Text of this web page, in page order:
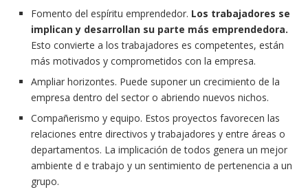
Fomento del espíritu emprendedor. Los trabajadores se
implican y desarrollan su parte más emprendedora.
Esto convierte a los trabajadores es competentes, están
más motivados y comprometidos con la empresa.
Ampliar horizontes. Puede suponer un crecimiento de la
empresa dentro del sector o abriendo nuevos nichos.
Compañerismo y equipo. Estos proyectos favorecen las
relaciones entre directivos y trabajadores y entre áreas o
departamentos. La implicación de todos genera un mejor
ambiente d e trabajo y un sentimiento de pertenencia a un
grupo.